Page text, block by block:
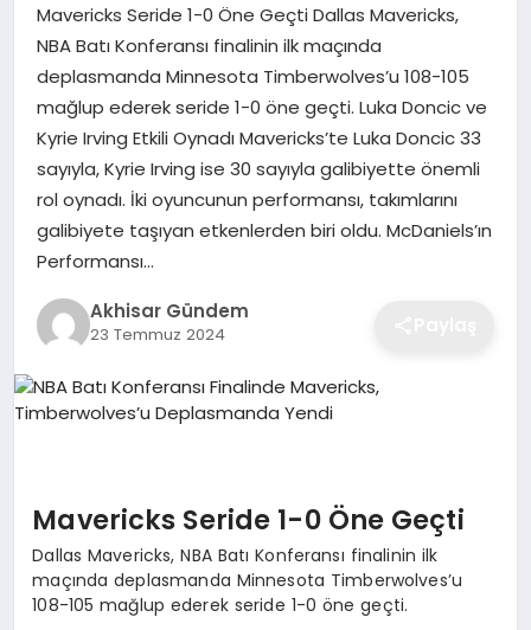
YAŞAM
Mavericks Seride 1-0 Öne Geçti Dallas Mavericks,
NBA Batı Konferansı finalinin ilk maçında
deplasmanda Minnesota Timberwolves’u 108-105
mağlup ederek seride 1-0 öne geçti. Luka Doncic ve
Kyrie Irving Etkili Oynadı Mavericks’te Luka Doncic 33
sayıyla, Kyrie Irving ise 30 sayıyla galibiyette önemli
rol oynadı. İki oyuncunun performansı, takımlarını
galibiyete taşıyan etkenlerden biri oldu. McDaniels’ın
Performansı…
Akhisar Gündem
23 Temmuz 2024
Mavericks Seride 1-0 Öne Geçti
Dallas Mavericks, NBA Batı Konferansı finalinin ilk
maçında deplasmanda Minnesota Timberwolves’u
108-105 mağlup ederek seride 1-0 öne geçti.